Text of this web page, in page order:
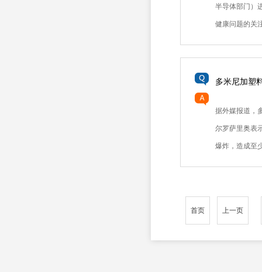
半导体部门）
健康问题的关
多米尼加塑
据外媒报道，
尔罗萨里奥表
爆炸，造成至
首页 上一页